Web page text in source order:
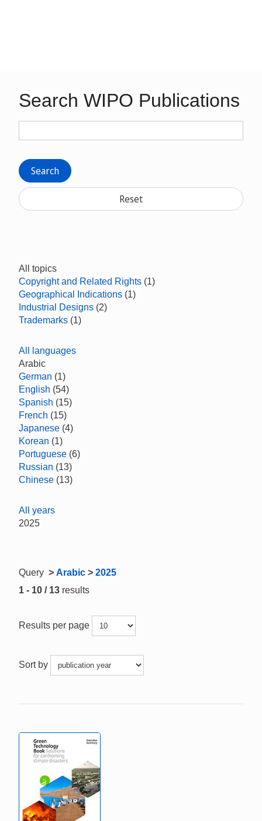
Search WIPO Publications
Search
Reset
All topics
Copyright and Related Rights (1)
Geographical Indications (1)
Industrial Designs (2)
Trademarks (1)
All languages
Arabic
German (1)
English (54)
Spanish (15)
French (15)
Japanese (4)
Korean (1)
Portuguese (6)
Russian (13)
Chinese (13)
All years
2025
Query > Arabic > 2025
1 - 10 / 13 results
Results per page
Sort by